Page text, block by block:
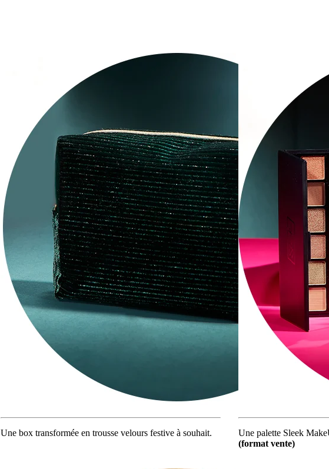
Une box transformée en trousse velours festive à souhait.
Une palette Sleek
(format vente)